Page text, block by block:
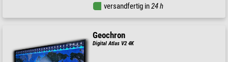
versandfertig in24 h
Geochron
Digital Atlas V2 4K